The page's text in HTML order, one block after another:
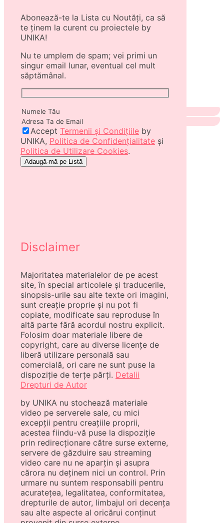
Abonează-te la Lista cu Noutăți, ca să
te ținem la curent cu proiectele by
UNIKA!
Nu te umplem de spam; vei primi un
singur email lunar, eventual cel mult
săptămânal.
Accept Termenii și Condițiile by
UNIKA, Politica de Confidențialitate și
Politica de Utilizare Cookies.
Disclaimer
Majoritatea materialelor de pe acest
site, în special articolele și traducerile,
sinopsis-urile sau alte texte ori imagini,
sunt creație proprie și nu pot fi
copiate, modificate sau reproduse în
altă parte fără acordul nostru explicit.
Folosim doar materiale libere de
copyright, care au diverse licențe de
liberă utilizare personală sau
comercială, ori care ne sunt puse la
dispoziție de terțe părți. Detalii
Drepturi de Autor
by UNIKA nu stochează materiale
video pe serverele sale, cu mici
excepții pentru creațiile proprii,
acestea fiindu-vă puse la dispoziție
prin redirecționare către surse externe,
servere de găzduire sau streaming
video care nu ne aparțin și asupra
cărora nu deținem nici un control. Prin
urmare nu suntem responsabili pentru
acuratețea, legalitatea, conformitatea,
drepturile de autor, limbajul ori decența
sau alte aspecte al oricărui conținut